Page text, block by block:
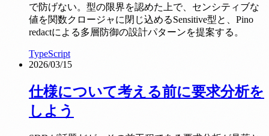
で防げない。型の限界を認めた上で、センシティブな
値を関数クロージャに閉じ込めるSensitive型と、Pino
redactによる多層防御の設計パターンを提案する。
TypeScript
2026/03/15
仕様について考える前に要求分析を
しよう